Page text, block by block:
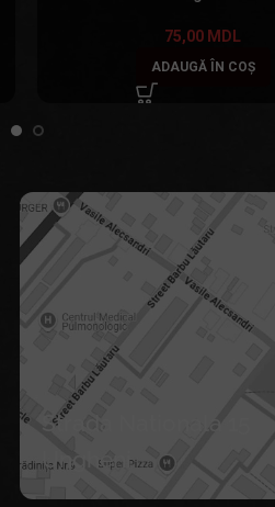
75,00 MDL
ADAUGĂ ÎN COȘ
Strada Nationala 15
Ungheni